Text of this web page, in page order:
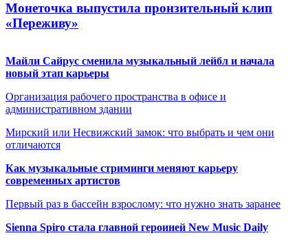
Монеточка выпустила пронзительный клип
«Переживу»
Майли Сайрус сменила музыкальный лейбл и начала
новый этап карьеры
Организация рабочего пространства в офисе и
административном здании
Мирский или Несвижский замок: что выбрать и чем они
отличаются
Как музыкальные стриминги меняют карьеру
современных артистов
Первый раз в бассейн взрослому: что нужно знать заранее
Sienna Spiro стала главной героиней New Music Daily